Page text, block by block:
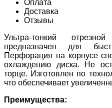
Оплата
Доставка
Отзывы
Ультра-тонкий
предназначен для
Перфорация на корпусе
охлаждению диска. Не
торце. Изготовлен по
что обеспечивает
Преимущества: